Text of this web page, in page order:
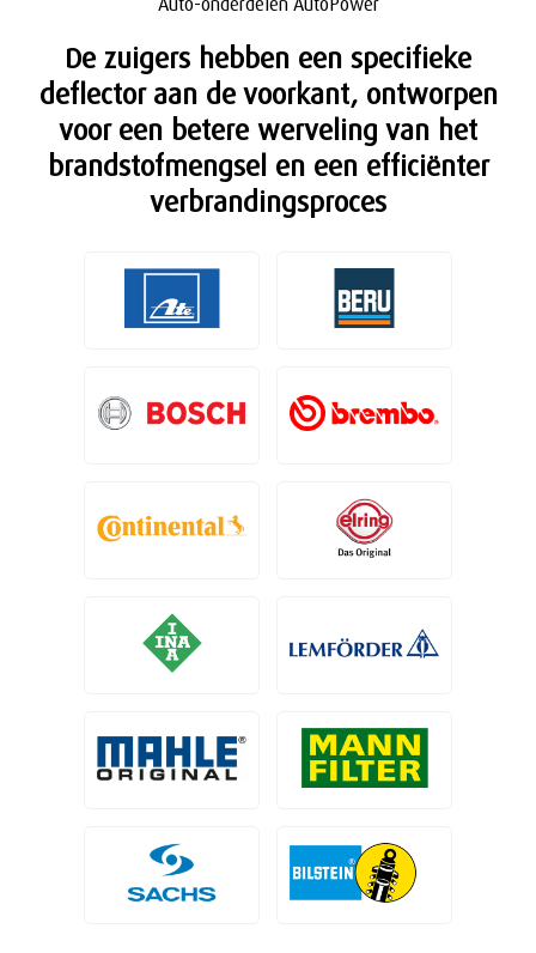
De zuigers hebben een specifieke
deflector aan de voorkant, ontworpen
voor een betere werveling van het
brandstofmengsel en een efficiënter
verbrandingsproces